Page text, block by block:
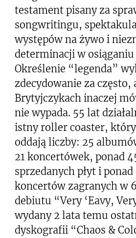
testament pisany za
songwritingu,
występów na żywo i
determinacji w osiąganiu
Określenie “legenda”
zdecydowanie za często,
Brytyjczykach inaczej
nie wypada. 55 lat
istny roller coaster,
oddają liczby: 25
21 koncertówek, ponad
sprzedanych płyt i
koncertów zagranych w
debiutu “Very ‘Eavy,
wydany 2 lata temu
dyskografii “Chaos &